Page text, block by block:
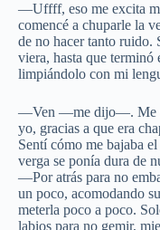
—Uffff, eso me excita
comencé a chuparle la
de no hacer tanto ruido.
viera, hasta que
limpiándolo con mi
—Ven —me dijo—. Me
yo, gracias a que era
Sentí cómo me bajaba
verga se ponía dura de
—Por atrás para no
un poco, acomodando
meterla poco a poco.
labios para no gemir,